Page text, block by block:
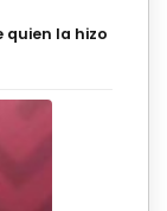
quien la hizo